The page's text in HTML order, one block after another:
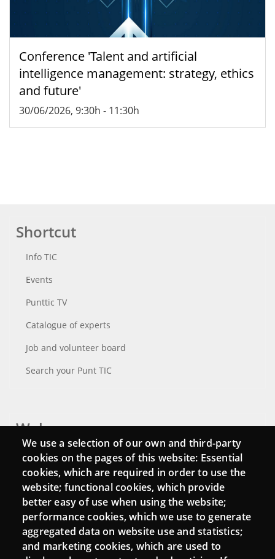
Conference 'Talent and artificial
intelligence management: strategy, ethics
and future'
30/06/2026, 9:30h - 11:30h
Shortcut
Info TIC
Events
Punttic TV
Catalogue of experts
Job and volunteer board
Search your Punt TIC
Webs
Login
Mattermost Punt TIC
Moodle CampusLab
We use a selection of our own and third-party
cookies on the pages of this website: Essential
cookies, which are required in order to use the
website; functional cookies, which provide
better easy of use when using the website;
performance cookies, which we use to generate
aggregated data on website use and statistics;
and marketing cookies, which are used to